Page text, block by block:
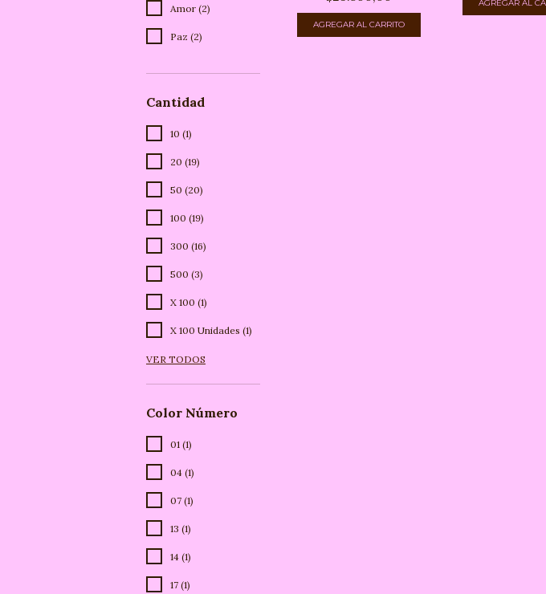
Amor (2)
Paz (2)
Cantidad
10 (1)
20 (19)
50 (20)
100 (19)
300 (16)
500 (3)
X 100 (1)
X 100 Unidades (1)
VER TODOS
Color Número
01 (1)
04 (1)
07 (1)
13 (1)
14 (1)
17 (1)